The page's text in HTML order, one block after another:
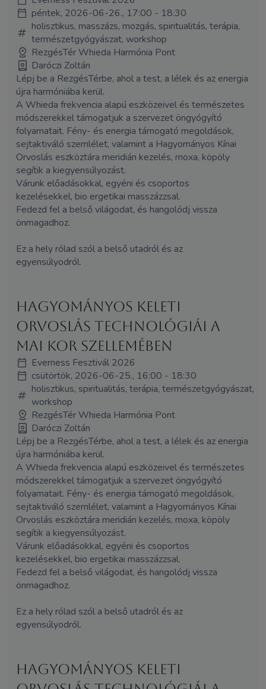
péntek, 2026-06-26., 17:00 - 18:30
holisztikus, masszázs, mozgás, spiritualitás, terápia,
természetgyógyászat, workshop
RezgésTér Whieda Harmónia Pont
Daróczi Zoltán
Lépj be a RezgésTérbe, ahol a test, a lélek és az energia
újra harmóniába kerül.
A Whieda frekvencia alapú eszközeivel és természetes
módszerekkel támogatjuk a szervezet öngyógyító
folyamatait. Fény- és energia támogató megoldások,
sejtaktiváló szemlélet, valamint a Hagyományos Kínai
Orvoslás eszköztára meridián kezelés, moxa, köpöly
segítik a kiegyensúlyozást.
Várunk előadásokkal, egyéni és csoportos
kezelésekkel, bio ergetikai masszázzsal.
Fedezd fel a belső világodat, és hangolódj vissza
önmagadhoz.
Ez a hely rólad szól a belső utadról és az
egyensúlyodról.
Hagyományos keleti
orvoslás technológiái a
mai kor szellemében
Everness Fesztivál 2026
csütörtök, 2026-06-25., 16:00 - 18:30
holisztikus, spiritualitás, terápia, természetgyógyászat,
workshop
RezgésTér Whieda Harmónia Pont
Daróczi Zoltán
Lépj be a RezgésTérbe, ahol a test, a lélek és az energia
újra harmóniába kerül.
A Whieda frekvencia alapú eszközeivel és természetes
módszerekkel támogatjuk a szervezet öngyógyító
folyamatait. Fény- és energia támogató megoldások,
sejtaktiváló szemlélet, valamint a Hagyományos Kínai
Orvoslás eszköztára meridián kezelés, moxa, köpöly
segítik a kiegyensúlyozást.
Várunk előadásokkal, egyéni és csoportos
kezelésekkel, bio ergetikai masszázzsal.
Fedezd fel a belső világodat, és hangolódj vissza
önmagadhoz.
Ez a hely rólad szól a belső utadról és az
egyensúlyodról.
Hagyományos keleti